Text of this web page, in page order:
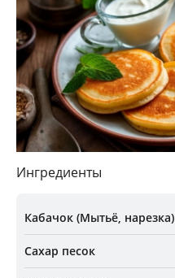
Ингредиенты
Кабачок (Мытьё, нарезка)
Сахар песок